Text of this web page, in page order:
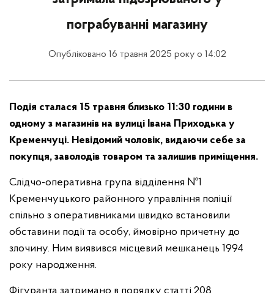
пограбуванні магазину
Опубліковано 16 травня 2025 року о 14:02
Подія сталася 15 травня близько 11:30 години в
одному з магазинів на вулиці Івана Приходька у
Кременчуці. Невідомий чоловік, видаючи себе за
покупця, заволодів товаром та залишив приміщення.
Слідчо-оперативна група відділення №1
Кременчуцького районного управління поліції
спільно з оперативниками швидко встановили
обставини події та особу, ймовірно причетну до
злочину. Ним виявився місцевий мешканець 1994
року народження.